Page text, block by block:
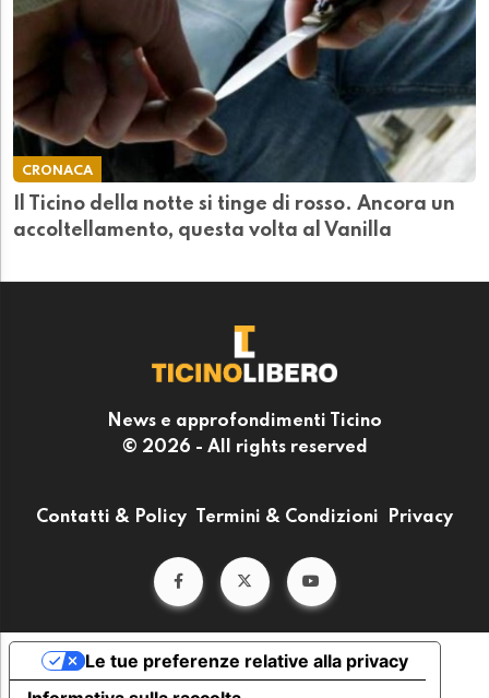
CRONACA
Il Ticino della notte si tinge di rosso. Ancora un
accoltellamento, questa volta al Vanilla
News e approfondimenti Ticino
© 2026 - All rights reserved
Contatti & Policy Termini & Condizioni Privacy
Le tue preferenze relative alla privacy